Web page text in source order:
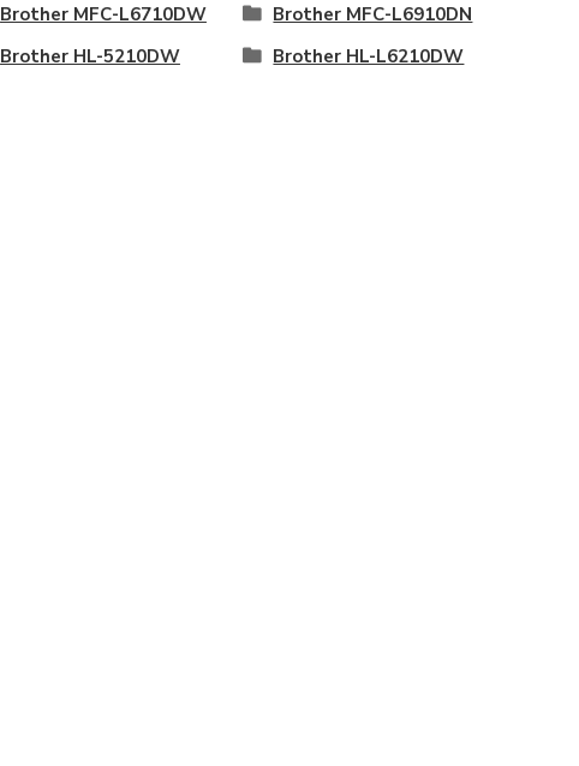
Brother MFC-L6710DW
Brother MFC-L6910DN
Brother HL-5210DW
Brother HL-L6210DW